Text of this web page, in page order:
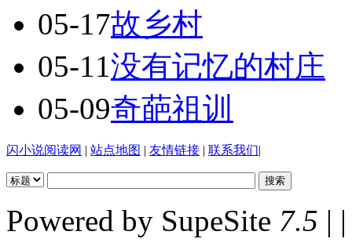
05-17故乡村
05-11没有记忆的村庄
05-09奇葩祖训
闪小说阅读网 | 站点地图 | 友情链接 | 联系我们|
Powered by SupeSite 7.5 | |